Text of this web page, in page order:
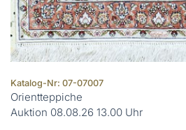
Katalog-Nr: 07-07007
Orientteppiche
Auktion 08.08.26 13.00 Uhr